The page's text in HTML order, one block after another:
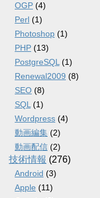
OGP (4)
Perl (1)
Photoshop (1)
PHP (13)
PostgreSQL (1)
Renewal2009 (8)
SEO (8)
SQL (1)
Wordpress (4)
動画編集 (2)
動画配信 (2)
技術情報 (276)
Android (3)
Apple (11)